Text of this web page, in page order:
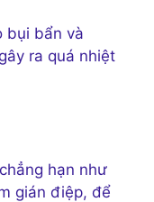
bụi bẩn và
ra quá nhiệt
hạn như
gián điệp, để